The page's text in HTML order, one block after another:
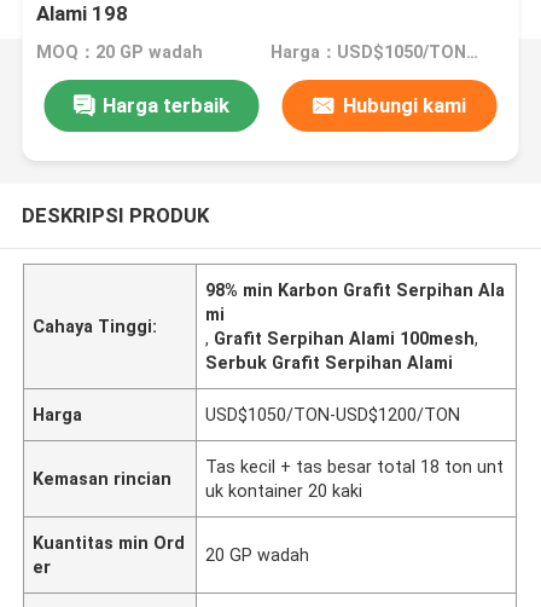
Alami 198
MOQ：20 GP wadah Harga：USD$1050/TON-USD$1200/TON
Harga terbaik Hubungi kami
DESKRIPSI PRODUK
Cahaya Tinggi:
98% min Karbon Grafit Serpihan Ala
mi
, Grafit Serpihan Alami 100mesh,
Serbuk Grafit Serpihan Alami
Harga USD$1050/TON-USD$1200/TON
Kemasan rincian
Tas kecil + tas besar total 18 ton unt
uk kontainer 20 kaki
Kuantitas min Ord
er
20 GP wadah